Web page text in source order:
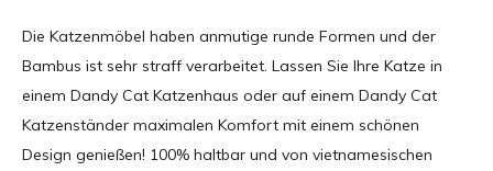
Die Katzenmöbel haben anmutige runde Formen und der
Bambus ist sehr straff verarbeitet. Lassen Sie Ihre Katze in
einem Dandy Cat Katzenhaus oder auf einem Dandy Cat
Katzenständer maximalen Komfort mit einem schönen
Design genießen! 100% haltbar und von vietnamesischen